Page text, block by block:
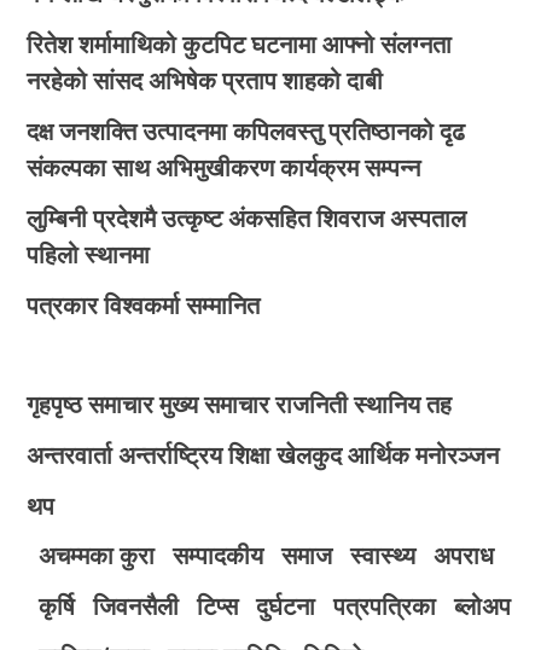
रितेश शर्मामाथिको कुटपिट घटनामा आफ्नो संलग्नता
नरहेको सांसद अभिषेक प्रताप शाहको दाबी
दक्ष जनशक्ति उत्पादनमा कपिलवस्तु प्रतिष्ठानको दृढ
संकल्पका साथ अभिमुखीकरण कार्यक्रम सम्पन्न
लुम्बिनी प्रदेशमै उत्कृष्ट अंकसहित शिवराज अस्पताल
पहिलो स्थानमा
पत्रकार विश्वकर्मा सम्मानित
गृहपृष्ठ समाचार मुख्य समाचार राजनिती स्थानिय तह
अन्तरवार्ता अन्तर्राष्ट्रिय शिक्षा खेलकुद आर्थिक मनोरञ्जन
थप
अचम्मका कुरा
सम्पादकीय समाज स्वास्थ्य
अपराध
कृर्षि
जिवनसैली टिप्स दुर्घटना पत्रपत्रिका
ब्लोअप